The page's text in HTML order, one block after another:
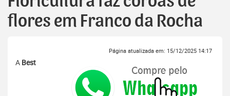
flores em Franco da Rocha
Página atualizada em: 15/12/2025 14:17
A Best